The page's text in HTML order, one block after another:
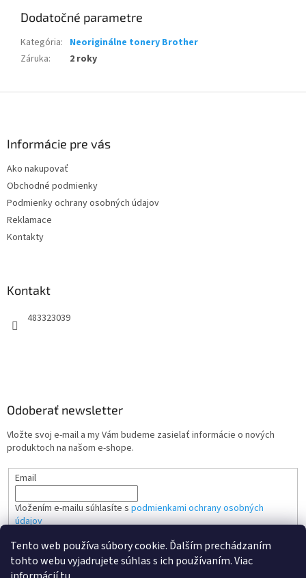
Tento web používa súbory cookie. Ďalším prechádzaním
tohto webu vyjadrujete súhlas s ich používaním. Viac
Dodatočné parametre
Kategória: Neoriginálne tonery Brother
Záruka: 2 roky
Informácie pre vás
Ako nakupovať
Obchodné podmienky
Podmienky ochrany osobných údajov
Reklamace
Kontakty
Kontakt
483323039
Odoberať newsletter
Vložte svoj e-mail a my Vám budeme zasielať informácie o nových
produktoch na našom e-shope.
Email
Vložením e-mailu súhlasíte s podmienkami ochrany osobných
údajov
PRIHLÁSIŤ SA